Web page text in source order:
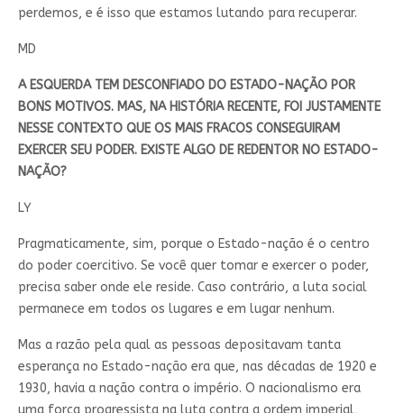
perdemos, e é isso que estamos lutando para recuperar.
MD
A ESQUERDA TEM DESCONFIADO DO ESTADO-NAÇÃO POR
BONS MOTIVOS. MAS, NA HISTÓRIA RECENTE, FOI JUSTAMENTE
NESSE CONTEXTO QUE OS MAIS FRACOS CONSEGUIRAM
EXERCER SEU PODER. EXISTE ALGO DE REDENTOR NO ESTADO-
NAÇÃO?
LY
Pragmaticamente, sim, porque o Estado-nação é o centro
do poder coercitivo. Se você quer tomar e exercer o poder,
precisa saber onde ele reside. Caso contrário, a luta social
permanece em todos os lugares e em lugar nenhum.
Mas a razão pela qual as pessoas depositavam tanta
esperança no Estado-nação era que, nas décadas de 1920 e
1930, havia a nação contra o império. O nacionalismo era
uma força progressista na luta contra a ordem imperial,